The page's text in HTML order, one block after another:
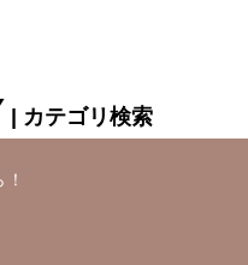
す？松助窯ロックグラス
| カテゴリ検索